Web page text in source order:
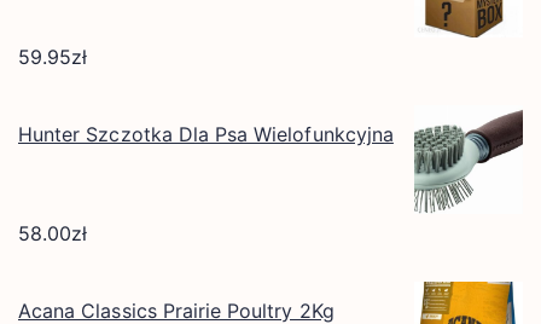
59.95zł
Hunter Szczotka Dla Psa Wielofunkcyjna
58.00zł
Acana Classics Prairie Poultry 2Kg